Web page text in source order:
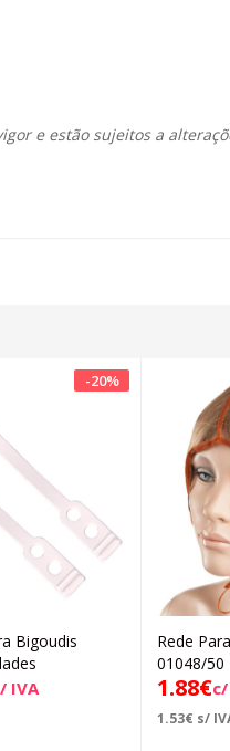
e estão sujeitos a
-20%
Adicionar
Bigoudis
IVA
Rede
01048/50
1.88€
1.53€ s/